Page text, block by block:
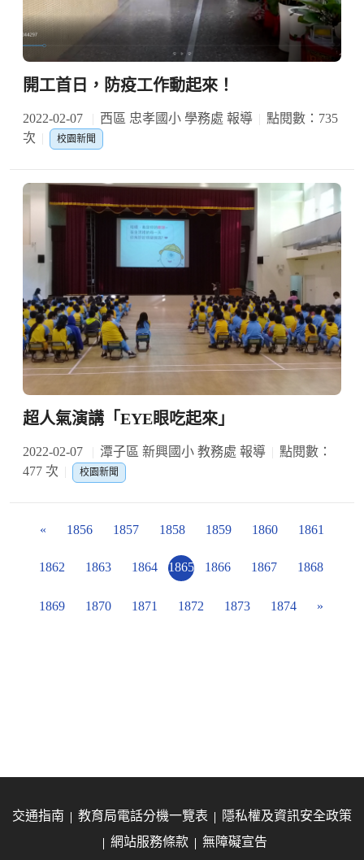
開工首日，防疫工作動起來！
2022-02-07 西區 忠孝國小 學務處 報導
點閱數：735
次
校園新聞
超人氣演講「EYE眼吃起來」
2022-02-07 潭子區 新興國小 教務處 報導
點閱數：
477 次
校園新聞
« 1856 1857 1858 1859 1860 1861
1862 1863 1864 1865 1866 1867 1868
1869 1870 1871 1872 1873 1874 »
交通指南 教育局電話分機一覽表
隱私權及資訊安全政策
網站服務條款
無障礙宣告